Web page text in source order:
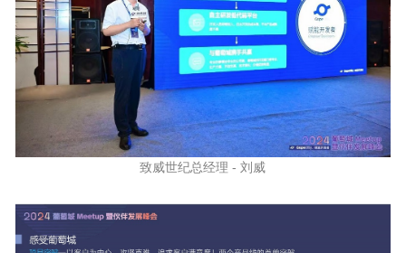
致威世纪总经理 - 刘威